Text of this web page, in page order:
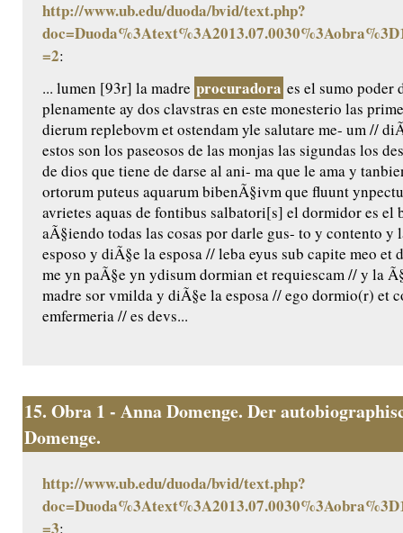
http://www.ub.edu/duoda/bvid/text.php?
=2:
... lumen [93r] la madre procuradora es el sumo poder
plenamente ay dos clavstras en este monesterio las
dierum replebovm et ostendam yle salutare me- um //
estos son los paseosos de las monjas las sigundas los
de dios que tiene de darse al ani- ma que le ama y
ortorum puteus aquarum bibenÃ§ivm que fluunt
avrietes aquas de fontibus salbatori[s] el dormidor es el
aÃ§iendo todas las cosas por darle gus- to y contento y
esposo y diÃ§e la esposa // leba eyus sub capite meo et
me yn paÃ§e yn ydisum dormian et requiescam // y la
madre sor vmilda y diÃ§e la esposa // ego dormio(r) et
emfermeria // es devs...
15. Obra 1 - Anna Domenge. Der
Domenge.
http://www.ub.edu/duoda/bvid/text.php?
=3: